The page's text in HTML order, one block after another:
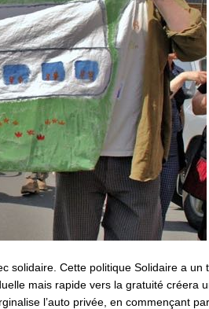
solidaire. Cette politique Solidaire a un
mais rapide vers la gratuité créera
l’auto privée, en commençant